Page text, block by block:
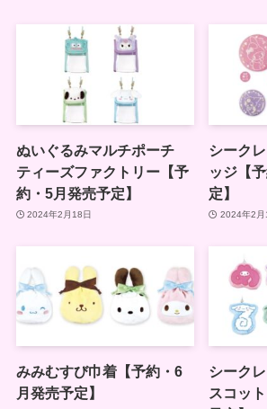
ぬいぐるみマルチポーチ
ティーズファクトリー【予
約・5月発売予定】
2024年2月18日
シーク
ッジ【
定】
2024年2月
みみむすび巾着【予約・6
月発売予定】
シーク
スコッ